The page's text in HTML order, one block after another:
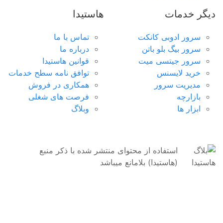
ساخت سرور آمریکا در دو دیتاسنتر متفاوت
سرور مجازی آلمان
ارائه سرویس در ۳ دیتاسنتر متفاوت
سرور مجازی انگلیس
سرور مجازی لهستان
به مشاوره نیاز دارید؟
ارسال تیکت 021-78372
دیگر خدمات
سرور ادوبی کانکت
سرور بیگ بلو باتن
سرور جیتسی میت
خرید لایسنس
مدیریت سرور
بازارچه
ابزار ها
هاستیدا
تماس با ما
درباره ما
قوانین هاستیدا
توافق نامه سطح خدمات
همکاری در فروش
فرصت های شغلی
وبلاگ
استفاده از محتوای منتشر شده با ذکر منبع
(هاستیدا) بلامانع میباشد